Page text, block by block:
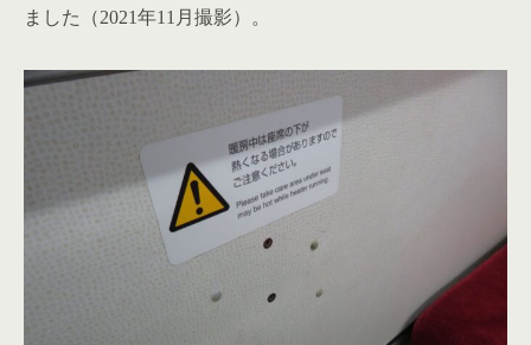
ました（2021年11月撮影）。